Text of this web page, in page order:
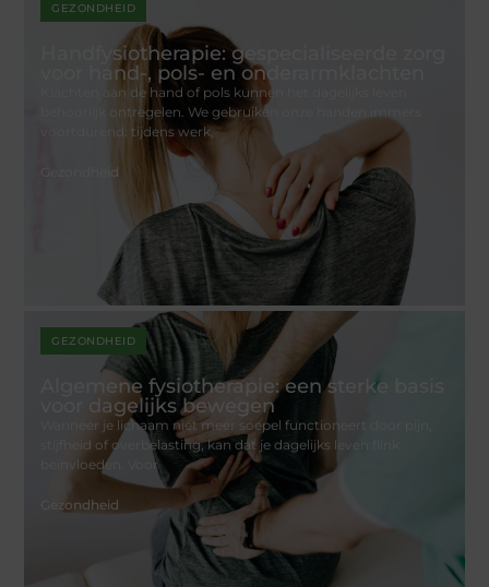
GEZONDHEID
Handfysiotherapie: gespecialiseerde zorg
voor hand-, pols- en onderarmklachten
Klachten aan de hand of pols kunnen het dagelijks leven
behoorlijk ontregelen. We gebruiken onze handen immers
voortdurend: tijdens werk,
Gezondheid
GEZONDHEID
Algemene fysiotherapie: een sterke basis
voor dagelijks bewegen
Wanneer je lichaam niet meer soepel functioneert door pijn,
stijfheid of overbelasting, kan dat je dagelijks leven flink
beïnvloeden. Voor
Gezondheid